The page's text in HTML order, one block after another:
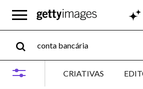
CRIATIVAS